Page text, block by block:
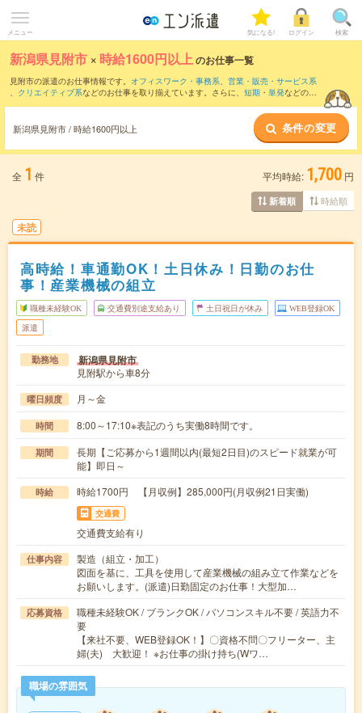
メニュー 気になる! ログイン 検索
新潟県見附市 × 時給1600円以上のお仕事一覧
見附市の派遣のお仕事情報です。 オフィスワーク・事務系、 営業・販売・サービス系
、 クリエイティブ系などのお仕事を取り揃えています。さらに、 短期 ・ 単発などの期
新潟県見附市 / 時給1600円以上 条件の変更
全 1 件 平均時給: 1,700 円
新着順 時給順
未読
高時給！車通勤OK！土日休み！日勤のお仕
事！産業機械の組立
職種未経験OK 交通費別途支給あり 土日祝日が休み WEB登録OK
派遣
勤務地 新潟県見附市
見附駅から車8分
曜日頻度 月～金
時間 8:00～17:10※表記のうち実働8時間です。
期間
長期【ご応募から1週間以内(最短2日目)のスピード就業が可
能】即日～
時給 時給1700円 【月収例】285,000円(月収例21日実働)
交通費
交通費支給有り
仕事内容
製造（組立・加工）
図面を基に、工具を使用して産業機械の組み立て作業などを
お願いします。(派遣)日勤固定のお仕事！大型加…
応募資格
職種未経験OK / ブランクOK / パソコンスキル不要 / 英語力不
要
【来社不要、WEB登録OK！】〇資格不問〇フリーター、主
婦(夫) 大歓迎！ ※お仕事の掛け持ち(Wワ…
職場の雰囲気